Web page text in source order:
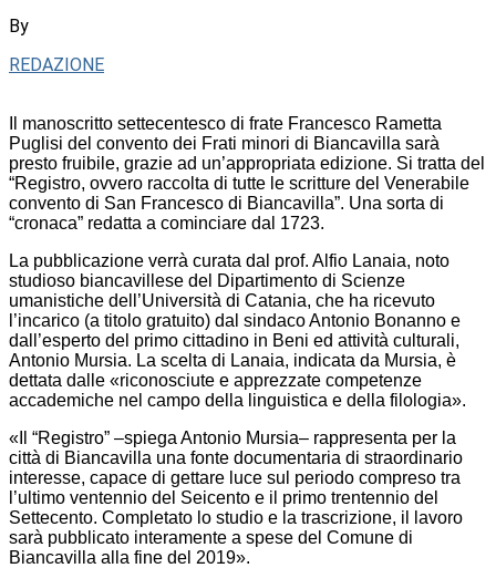
By
REDAZIONE
Il manoscritto settecentesco di frate Francesco Rametta
Puglisi del convento dei Frati minori di Biancavilla sarà
presto fruibile, grazie ad un’appropriata edizione. Si tratta del
“Registro, ovvero raccolta di tutte le scritture del Venerabile
convento di San Francesco di Biancavilla”. Una sorta di
“cronaca” redatta a cominciare dal 1723.
La pubblicazione verrà curata dal prof. Alfio Lanaia, noto
studioso biancavillese del Dipartimento di Scienze
umanistiche dell’Università di Catania, che ha ricevuto
l’incarico (a titolo gratuito) dal sindaco Antonio Bonanno e
dall’esperto del primo cittadino in Beni ed attività culturali,
Antonio Mursia. La scelta di Lanaia, indicata da Mursia, è
dettata dalle «riconosciute e apprezzate competenze
accademiche nel campo della linguistica e della filologia».
«Il “Registro” –spiega Antonio Mursia– rappresenta per la
città di Biancavilla una fonte documentaria di straordinario
interesse, capace di gettare luce sul periodo compreso tra
l’ultimo ventennio del Seicento e il primo trentennio del
Settecento. Completato lo studio e la trascrizione, il lavoro
sarà pubblicato interamente a spese del Comune di
Biancavilla alla fine del 2019».